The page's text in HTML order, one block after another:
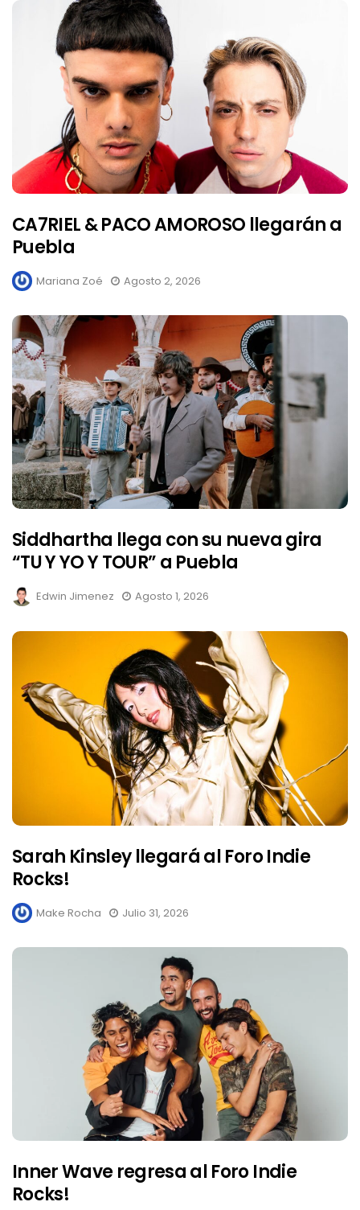
CA7RIEL & PACO AMOROSO llegarán a
Puebla
Mariana Zoé Agosto 2, 2026
Siddhartha llega con su nueva gira
“TU Y YO Y TOUR” a Puebla
Edwin Jimenez Agosto 1, 2026
Sarah Kinsley llegará al Foro Indie
Rocks!
Make Rocha Julio 31, 2026
Inner Wave regresa al Foro Indie
Rocks!